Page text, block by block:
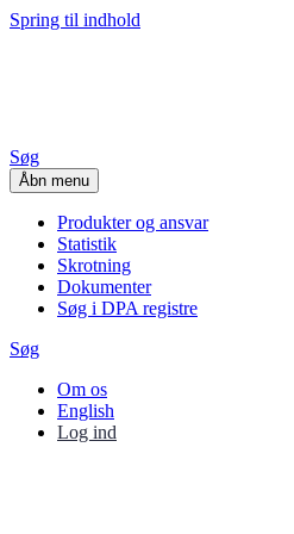
Spring til indhold
Søg
Åbn menu
Produkter og ansvar
Statistik
Skrotning
Dokumenter
Søg i DPA registre
Søg
Om os
English
Log ind